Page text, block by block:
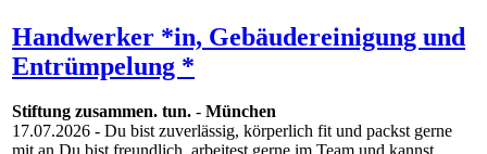
Handwerker *in, Gebäudereinigung und
Entrümpelung *
Stiftung zusammen. tun. - München
17.07.2026 - Du bist zuverlässig, körperlich fit und packst gerne